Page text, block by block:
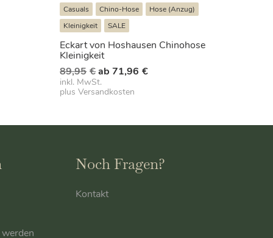
Casuals Chino-Hose
Hose (Anzug)
Kleinigkeit
SALE
Eckart von Hoshausen Chinohose
Kleinigkeit
89,95 €Ursprünglicher
Preis
war:
ab71,96 €Aktueller
inkl. MwSt.
plusVersandkosten
Noch Fragen?
Kontakt